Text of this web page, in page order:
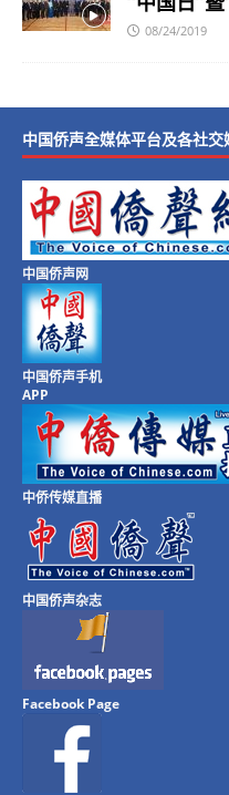
08/24/2019
中国侨声全媒体平台及各社交
中国侨声网
中国侨声手机
APP
中侨传媒直播
中国侨声杂志
Facebook Page